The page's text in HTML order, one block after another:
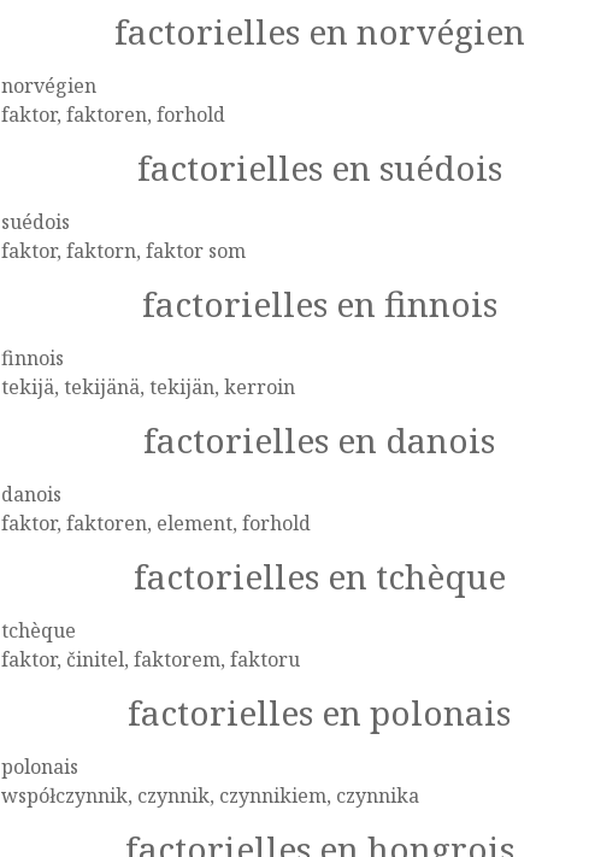
factorielles en norvégien
norvégien
faktor, faktoren, forhold
factorielles en suédois
suédois
faktor, faktorn, faktor som
factorielles en finnois
finnois
tekijä, tekijänä, tekijän, kerroin
factorielles en danois
danois
faktor, faktoren, element, forhold
factorielles en tchèque
tchèque
faktor, činitel, faktorem, faktoru
factorielles en polonais
polonais
współczynnik, czynnik, czynnikiem, czynnika